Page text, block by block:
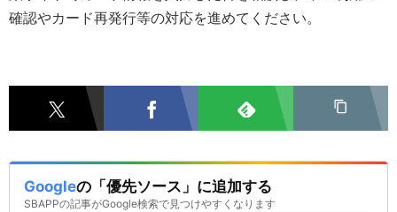
確認やカード再発行等の対応を進めてください。
Googleの「優先ソース」に追加する
SBAPPの記事がGoogle検索で見つけやすくなります